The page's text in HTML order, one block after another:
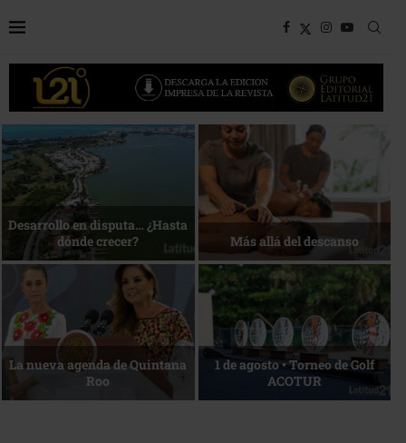
Bottega, un viaje servido a la
mesa
Energía que Impulsa la
competitividad
Reconocimiento de viajeros La esencia del servicio